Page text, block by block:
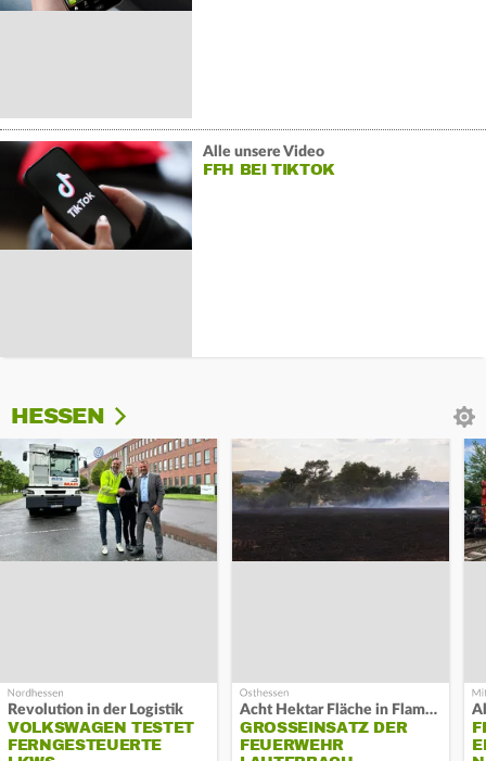
Alle unsere Video
FFH BEI TIKTOK
HESSEN
Revolution in der Logistik
VOLKSWAGEN TESTET
FERNGESTEUERTE
Acht Hektar Fläche in Flammen
GROSSEINSATZ DER F
EUERWEHR L